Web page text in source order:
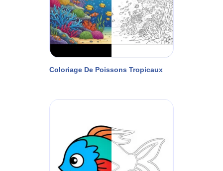
Coloriage De Poissons Tropicaux